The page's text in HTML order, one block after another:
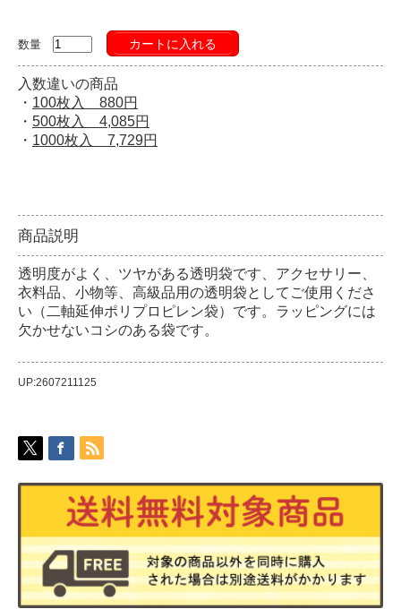
数量 カートに入れる
入数違いの商品
・ 100枚入 880円
・ 500枚入 4,085円
・ 1000枚入 7,729円
商品説明
透明度がよく、ツヤがある透明袋です、アクセサリー、
衣料品、小物等、高級品用の透明袋としてご使用くださ
い（二軸延伸ポリプロピレン袋）です。ラッピングには
欠かせないコシのある袋です。
UP:2607211125